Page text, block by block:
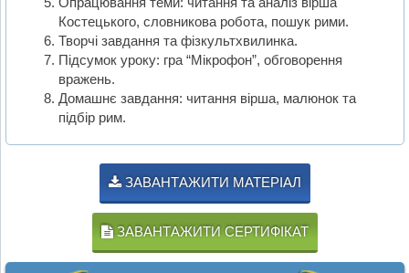
Костецького, словникова робота, пошук рими.
Творчі завдання та фізкультхвилинка.
Підсумок уроку: гра “Мікрофон”, обговорення
вражень.
Домашнє завдання: читання вірша, малюнок та
підбір рим.
ЗАВАНТАЖИТИ МАТЕРІАЛ
ЗАВАНТАЖИТИ СЕРТИФІКАТ